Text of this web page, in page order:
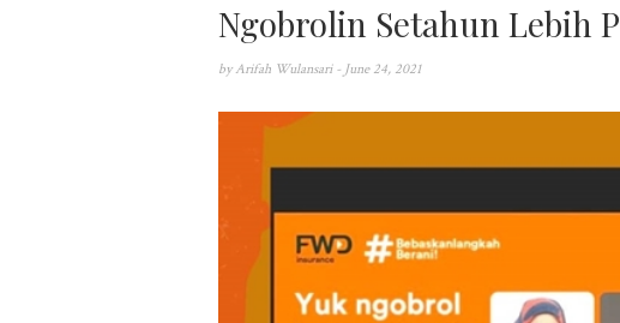
Ngobrolin Setahun Lebih
by Arifah Wulansari - June 24, 2021